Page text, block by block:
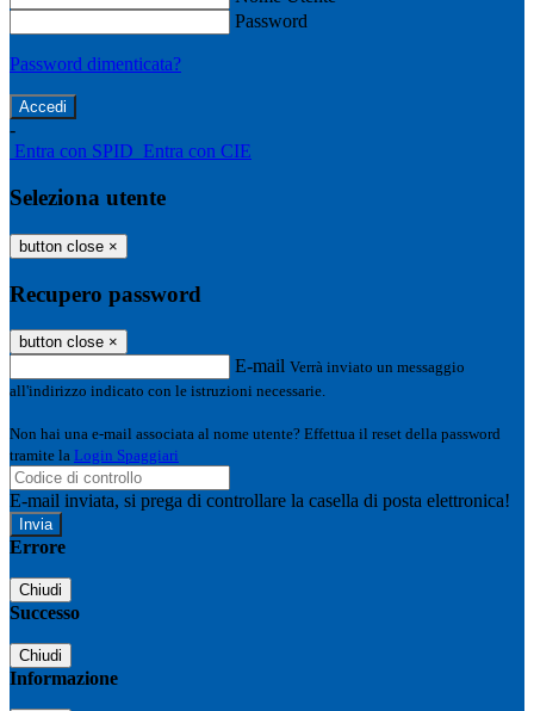
Password
Password dimenticata?
-
Entra con SPID Entra con CIE
Seleziona utente
button close ×
Recupero password
button close ×
E-mail Verrà inviato un messaggio
all'indirizzo indicato con le istruzioni necessarie.
Non hai una e-mail associata al nome utente? Effettua il reset della password
tramite la Login Spaggiari
E-mail inviata, si prega di controllare la casella di posta elettronica!
Errore
Chiudi
Successo
Chiudi
Informazione